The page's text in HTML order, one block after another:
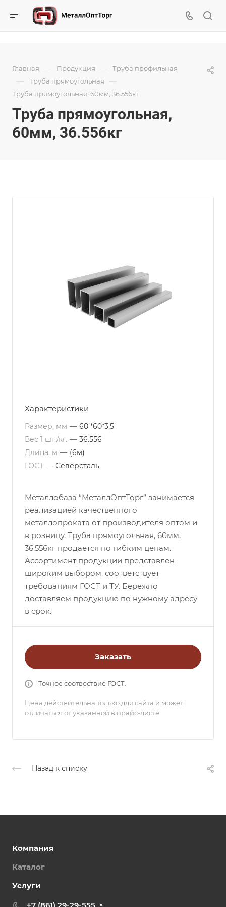
Главная — Продукция — Труба профильная
— Труба прямоугольная —
Труба прямоугольная, 60мм, 36.556кг
Труба прямоугольная,
60мм, 36.556кг
Характеристики
Размер, мм — 60 *60*3,5
Вес 1 шт./кг. — 36.556
Длина, м — (6м)
ГОСТ — Северсталь
Металлобаза “МеталлОптТорг” занимается
реализацией качественного
металлопроката от производителя оптом и
в розницу. Труба прямоугольная, 60мм,
36.556кг продается по гибким ценам.
Ассортимент продукции представлен
широким выбором, соответствует
требованиям ГОСТ и ТУ. Бережно
доставляем продукцию по нужному адресу
в срок.
Заказать
Точное соотвествие ГОСТ.
Цена действительна только для сайта и может
отличаться от указанной в прайс-листе
Назад к списку
Компания
Каталог
Услуги